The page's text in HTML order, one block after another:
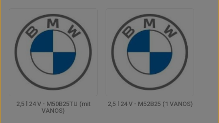
2,5 l 24 V - M50B25TU (mit
VANOS)
2,5 l 24 V - M52B25 (1 VANOS)